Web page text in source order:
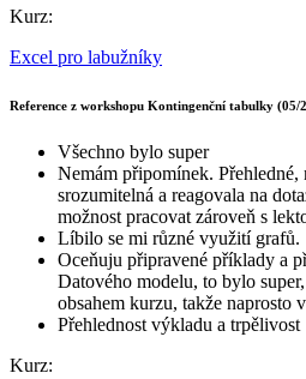
Kurz:
Excel pro labužníky
Reference z workshopu Kontingenční tabulky (05/
Všechno bylo super
Nemám připomínek. Přehledné,
srozumitelná a reagovala na
možnost pracovat zároveň s
Líbilo se mi různé využití grafů.
Oceňuju připravené příklady a
Datového modelu, to bylo
obsahem kurzu, takže naprosto
Přehlednost výkladu a trpělivost
Kurz: